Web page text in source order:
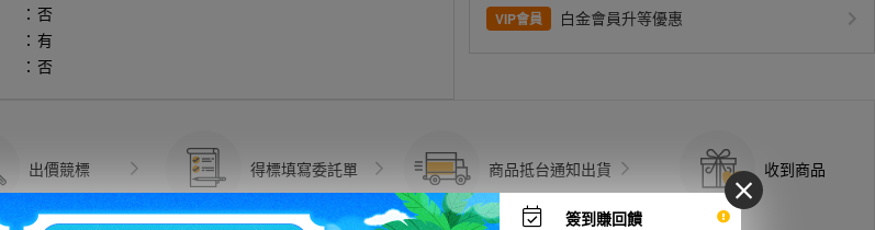
簽到賺回饋
： 否
： 有
： 否
VIP會員 白金會員升等優惠
出價競標 得標填寫委託單 商品抵台通知出貨 收到商品